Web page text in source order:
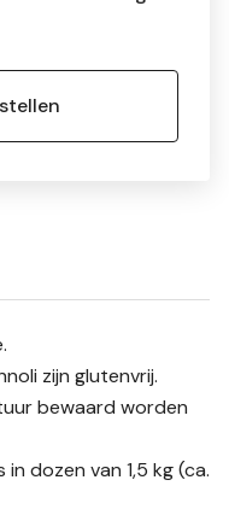
zijn glutenvrij.
bewaard worden
in dozen van 1,5 kg (ca.